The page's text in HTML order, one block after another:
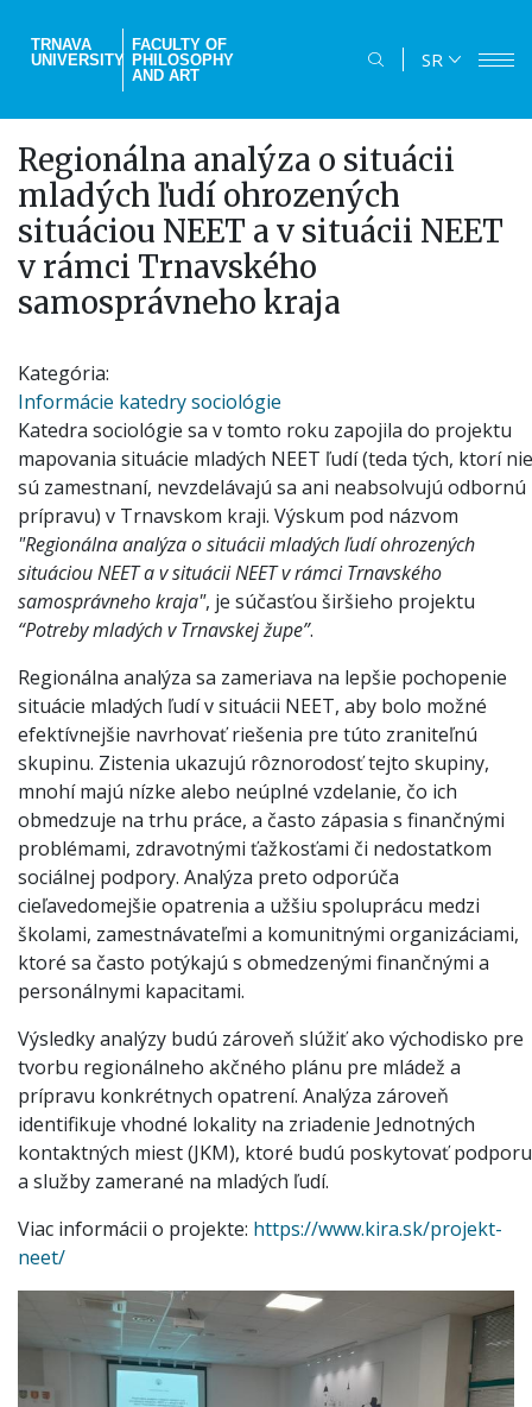
main
TRNAVA
UNIVERSITY
FACULTY OF
PHILOSOPHY
AND ART
SR
Regionálna analýza o situácii
mladých ľudí ohrozených
situáciou NEET a v situácii NEET
v rámci Trnavského
samosprávneho kraja
Kategória
Informácie katedry sociológie
Katedra sociológie sa v tomto roku zapojila do projektu
mapovania situácie mladých NEET ľudí (teda tých, ktorí nie
sú zamestnaní, nevzdelávajú sa ani neabsolvujú odbornú
prípravu) v Trnavskom kraji. Výskum pod názvom
"Regionálna analýza o situácii mladých ľudí ohrozených
situáciou NEET a v situácii NEET v rámci Trnavského
samosprávneho kraja", je súčasťou širšieho projektu
“Potreby mladých v Trnavskej župe”.
Regionálna analýza sa zameriava na lepšie pochopenie
situácie mladých ľudí v situácii NEET, aby bolo možné
efektívnejšie navrhovať riešenia pre túto zraniteľnú
skupinu. Zistenia ukazujú rôznorodosť tejto skupiny,
mnohí majú nízke alebo neúplné vzdelanie, čo ich
obmedzuje na trhu práce, a často zápasia s finančnými
problémami, zdravotnými ťažkosťami či nedostatkom
sociálnej podpory. Analýza preto odporúča
cieľavedomejšie opatrenia a užšiu spoluprácu medzi
školami, zamestnávateľmi a komunitnými organizáciami,
ktoré sa často potýkajú s obmedzenými finančnými a
personálnymi kapacitami.
Výsledky analýzy budú zároveň slúžiť ako východisko pre
tvorbu regionálneho akčného plánu pre mládež a
prípravu konkrétnych opatrení. Analýza zároveň
identifikuje vhodné lokality na zriadenie Jednotných
kontaktných miest (JKM), ktoré budú poskytovať podporu
a služby zamerané na mladých ľudí.
Viac informácii o projekte: https://www.kira.sk/projekt-
neet/